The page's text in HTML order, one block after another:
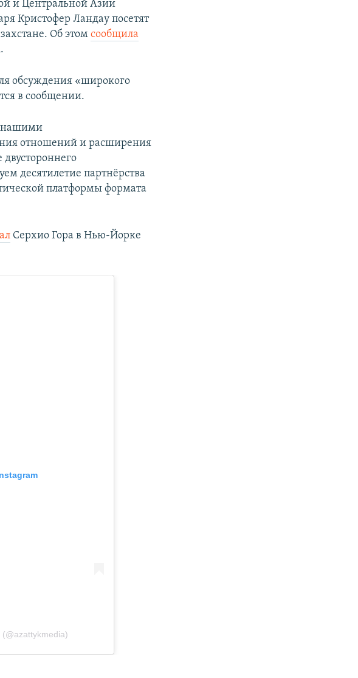
и Центральной Азии
Кристофер Ландау посетят
Об этомсообщила
обсуждения «широкого
в сообщении.
нашими
отношений и расширения
десятилетие партнёрства
платформы формата
Серхио Гора в Нью-Йорке